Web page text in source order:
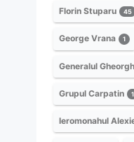
Florin Stuparu 45
George Vrana 1
Generalul
Grupul Carpatin 1
Ieromonahul